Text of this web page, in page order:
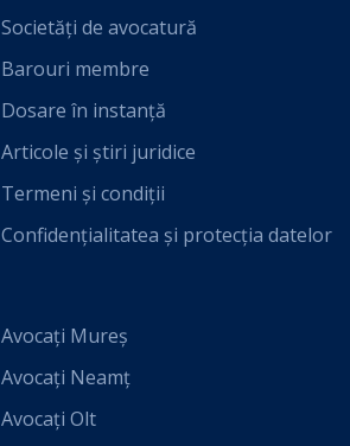
Societăți de avocatură
Barouri membre
Dosare în instanță
Articole și știri juridice
Termeni și condiții
Confidențialitatea și protecția datelor
Avocați Mureș
Avocați Neamț
Avocați Olt